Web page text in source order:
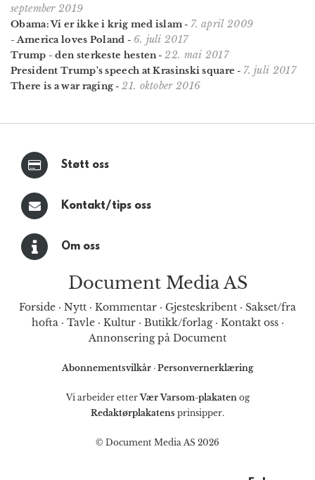
september 2019
Obama: Vi er ikke i krig med islam - 7. april 2009
- America loves Poland - 6. juli 2017
Trump - den sterkeste hesten-22. mai 2017
President Trump's speech at Krasinski square - 7. juli 2017
There is a war raging -21. oktober 2016
Støtt oss
Kontakt/tips oss
Om oss
Document Media AS
Forside · Nytt · Kommentar · Gjesteskribent · Sakset/fra
hofta· Tavle· Kultur· Butikk/forlag· Kontakt oss·
Annonsering på Document
Abonnementsvilkår · Personvernerklæring
Vi arbeider etterVær Varsom-plakatenog
Redaktørplakatens prinsipper.
© Document Media AS 2026